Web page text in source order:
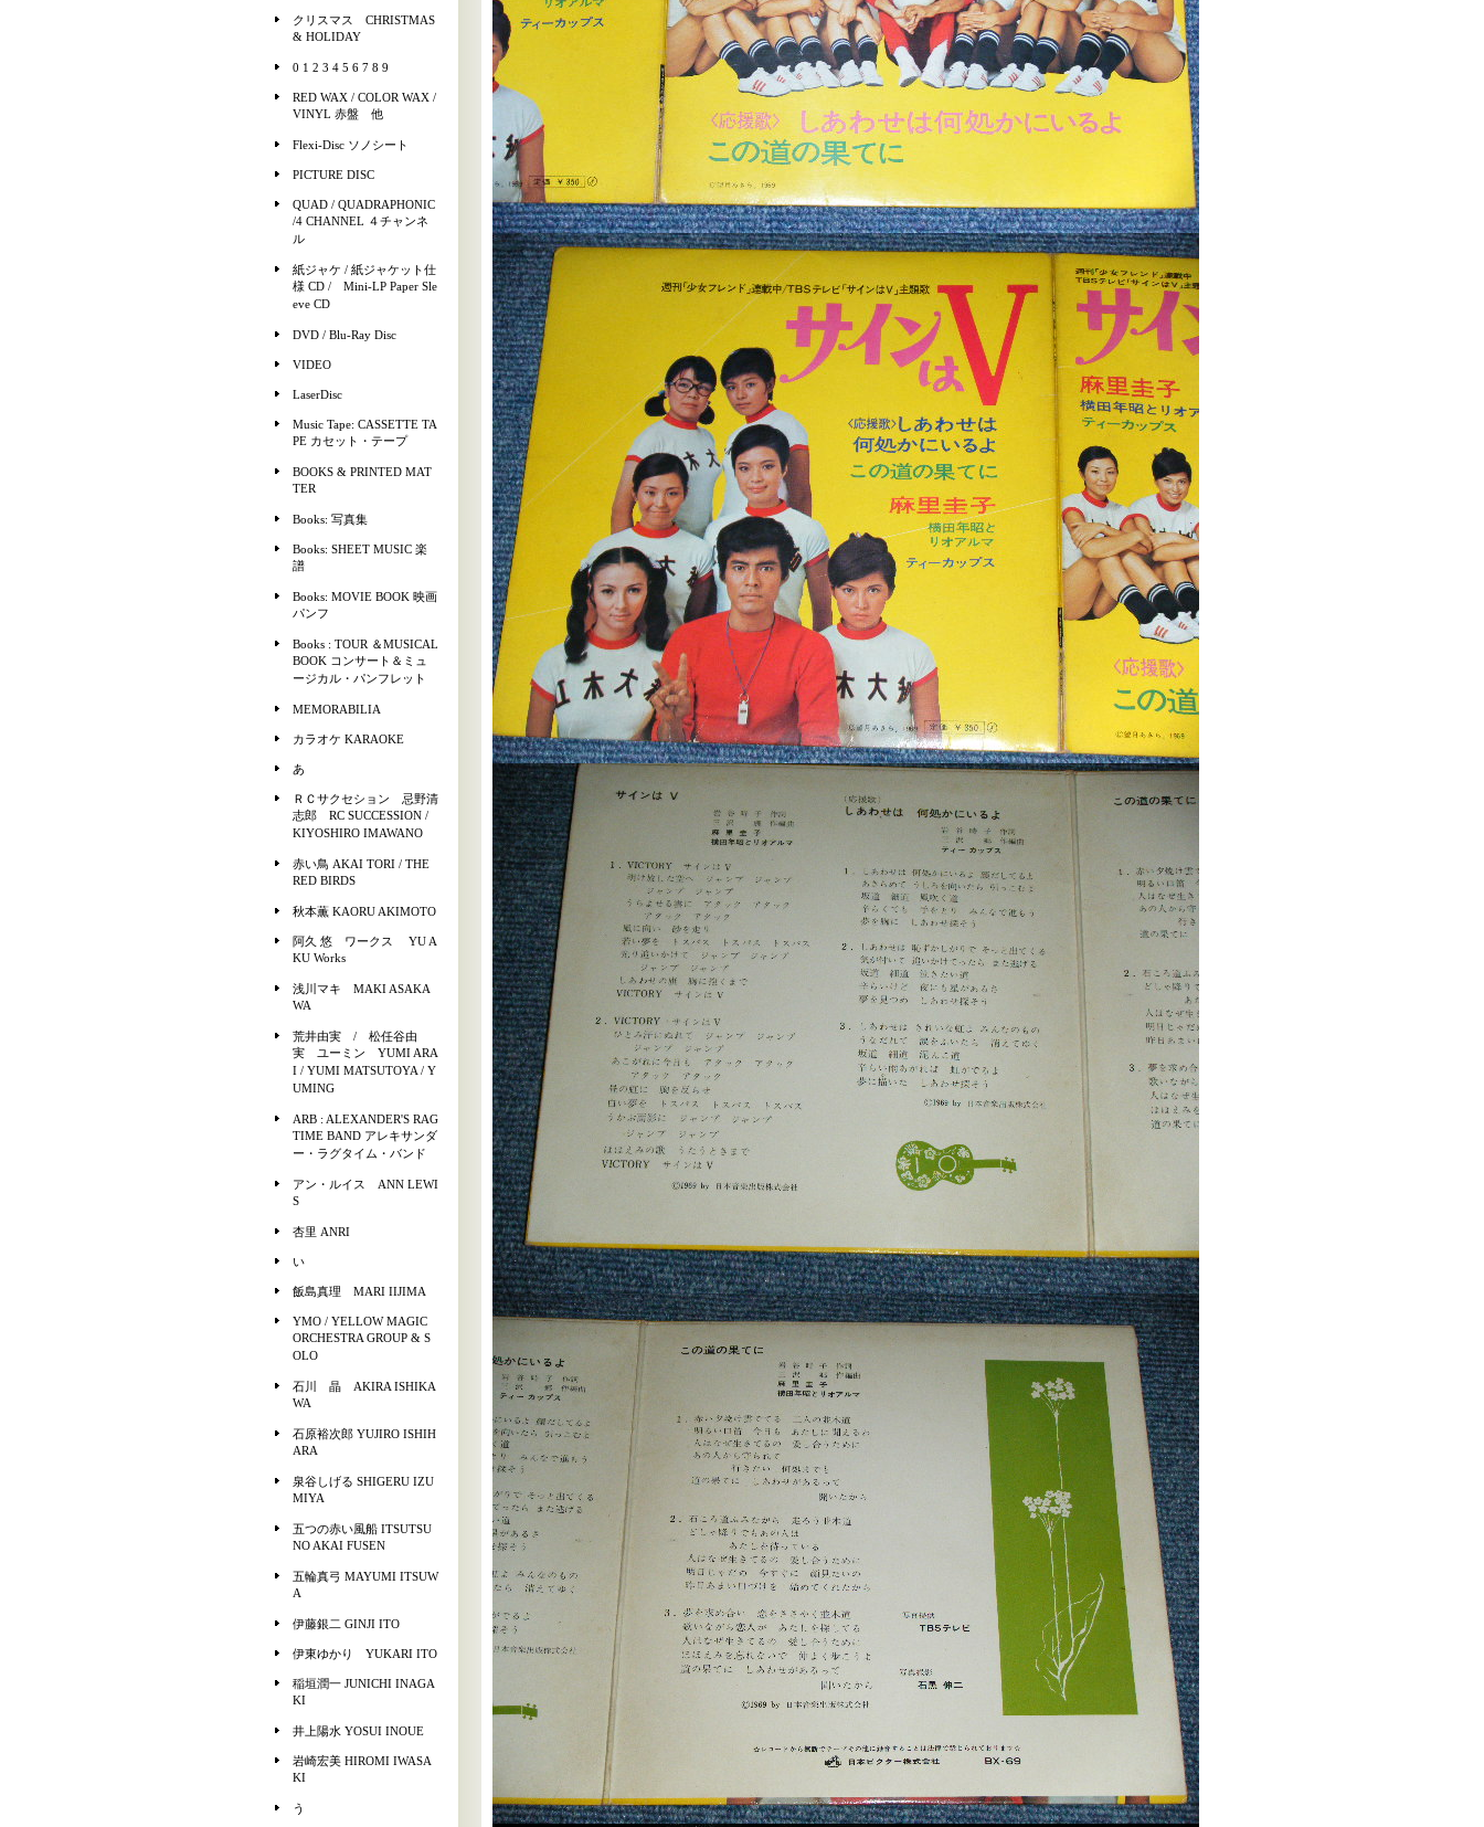
クリスマス CHRISTMAS
& HOLIDAY
0 1 2 3 4 5 6 7 8 9
RED WAX / COLOR WAX /
VINYL 赤盤 他
Flexi-Disc ソノシート
PICTURE DISC
QUAD / QUADRAPHONIC
/4 CHANNEL ４チャンネ
ル
紙ジャケ / 紙ジャケット仕
様 CD / Mini-LP Paper Sle
eve CD
DVD / Blu-Ray Disc
VIDEO
LaserDisc
Music Tape: CASSETTE TA
PE カセット・テープ
BOOKS & PRINTED MAT
TER
Books: 写真集
Books: SHEET MUSIC 楽
譜
Books: MOVIE BOOK 映画
パンフ
Books : TOUR ＆MUSICAL
BOOK コンサート＆ミュ
ージカル・パンフレット
MEMORABILIA
カラオケ KARAOKE
あ
ＲＣサクセション 忌野清
志郎 RC SUCCESSION /
KIYOSHIRO IMAWANO
赤い鳥 AKAI TORI / THE
RED BIRDS
秋本薫 KAORU AKIMOTO
阿久 悠 ワークス YU A
KU Works
浅川マキ MAKI ASAKA
WA
荒井由実 / 松任谷由
実 ユーミン YUMI ARA
I / YUMI MATSUTOYA / Y
UMING
ARB : ALEXANDER'S RAG
TIME BAND アレキサンダ
ー・ラグタイム・バンド
アン・ルイス ANN LEWI
S
杏里 ANRI
い
飯島真理 MARI IIJIMA
YMO / YELLOW MAGIC
ORCHESTRA GROUP & S
OLO
石川 晶 AKIRA ISHIKA
WA
石原裕次郎 YUJIRO ISHIH
ARA
泉谷しげる SHIGERU IZU
MIYA
五つの赤い風船 ITSUTSU
NO AKAI FUSEN
五輪真弓 MAYUMI ITSUW
A
伊藤銀二 GINJI ITO
伊東ゆかり YUKARI ITO
稲垣潤一 JUNICHI INAGA
KI
井上陽水 YOSUI INOUE
岩崎宏美 HIROMI IWASA
KI
う